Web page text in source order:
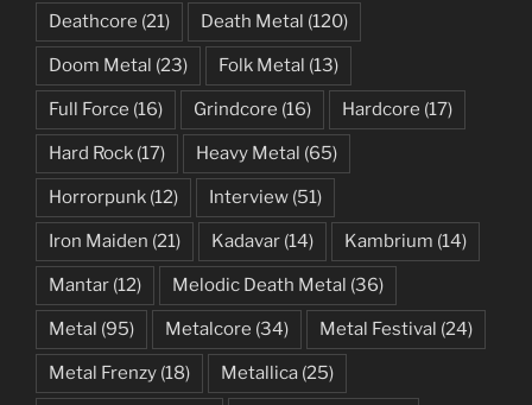
Deathcore (21) Death Metal (120)
Doom Metal (23) Folk Metal (13)
Full Force (16) Grindcore (16) Hardcore (17)
Hard Rock (17) Heavy Metal (65)
Horrorpunk (12) Interview (51)
Iron Maiden (21) Kadavar (14) Kambrium (14)
Mantar (12) Melodic Death Metal (36)
Metal (95) Metalcore (34) Metal Festival (24)
Metal Frenzy (18) Metallica (25)